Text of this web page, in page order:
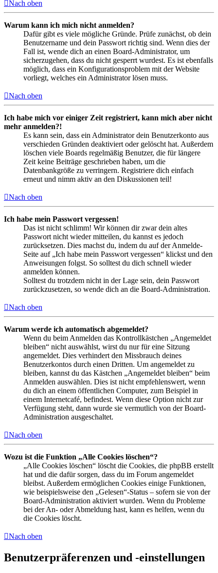
Nach oben
Warum kann ich mich nicht anmelden?
Dafür gibt es viele mögliche Gründe. Prüfe zunächst, ob dein
Benutzername und dein Passwort richtig sind. Wenn dies der
Fall ist, wende dich an einen Board-Administrator, um
sicherzugehen, dass du nicht gesperrt wurdest. Es ist ebenfalls
möglich, dass ein Konfigurationsproblem mit der Website
vorliegt, welches ein Administrator lösen muss.
Nach oben
Ich habe mich vor einiger Zeit registriert, kann mich aber nicht
mehr anmelden?!
Es kann sein, dass ein Administrator dein Benutzerkonto aus
verschieden Gründen deaktiviert oder gelöscht hat. Außerdem
löschen viele Boards regelmäßig Benutzer, die für längere
Zeit keine Beiträge geschrieben haben, um die
Datenbankgröße zu verringern. Registriere dich einfach
erneut und nimm aktiv an den Diskussionen teil!
Nach oben
Ich habe mein Passwort vergessen!
Das ist nicht schlimm! Wir können dir zwar dein altes
Passwort nicht wieder mitteilen, du kannst es jedoch
zurücksetzen. Dies machst du, indem du auf der Anmelde-
Seite auf „Ich habe mein Passwort vergessen“ klickst und den
Anweisungen folgst. So solltest du dich schnell wieder
anmelden können.
Solltest du trotzdem nicht in der Lage sein, dein Passwort
zurückzusetzen, so wende dich an die Board-Administration.
Nach oben
Warum werde ich automatisch abgemeldet?
Wenn du beim Anmelden das Kontrollkästchen „Angemeldet
bleiben“ nicht auswählst, wirst du nur für eine Sitzung
angemeldet. Dies verhindert den Missbrauch deines
Benutzerkontos durch einen Dritten. Um angemeldet zu
bleiben, kannst du das Kästchen „Angemeldet bleiben“ beim
Anmelden auswählen. Dies ist nicht empfehlenswert, wenn
du dich an einem öffentlichen Computer, zum Beispiel in
einem Internetcafé, befindest. Wenn diese Option nicht zur
Verfügung steht, dann wurde sie vermutlich von der Board-
Administration ausgeschaltet.
Nach oben
Wozu ist die Funktion „Alle Cookies löschen“?
„Alle Cookies löschen“ löscht die Cookies, die phpBB erstellt
hat und die dafür sorgen, dass du im Forum angemeldet
bleibst. Außerdem ermöglichen Cookies einige Funktionen,
wie beispielsweise den „Gelesen“-Status – sofern sie von der
Board-Administration aktiviert wurden. Wenn du Probleme
bei der An- oder Abmeldung hast, kann es helfen, wenn du
die Cookies löscht.
Nach oben
Benutzerpräferenzen und -einstellungen